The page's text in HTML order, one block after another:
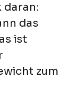
daran:
das
ist
zum